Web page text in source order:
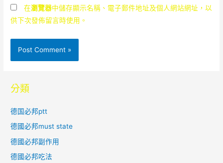
在瀏覽器中儲存顯示名稱、電子郵件地址及個人網站網址，以
供下次發佈留言時使用。
分類
德国必邦ptt
德國必邦must state
德國必邦副作用
德國必邦吃法